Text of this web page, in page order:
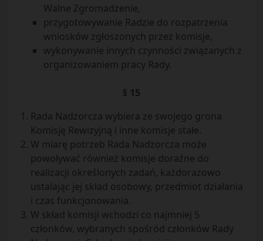
Walne Zgromadzenie,
przygotowywanie Radzie do rozpatrzenia
wniosków zgłoszonych przez komisje,
wykonywanie innych czynności związanych z
organizowaniem pracy Rady.
§ 15
Rada Nadzorcza wybiera ze swojego grona
Komisję Rewizyjną i inne komisje stałe.
W miarę potrzeb Rada Nadzorcza może
powoływać również komisje doraźne do
realizacji określonych zadań, każdorazowo
ustalając jej skład osobowy, przedmiot działania
i czas funkcjonowania.
W skład komisji wchodzi co najmniej 5
członków, wybranych spośród członków Rady